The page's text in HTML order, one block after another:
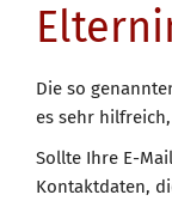
Die so
es sehr
Sollte Ihre E-
Kontaktdaten,